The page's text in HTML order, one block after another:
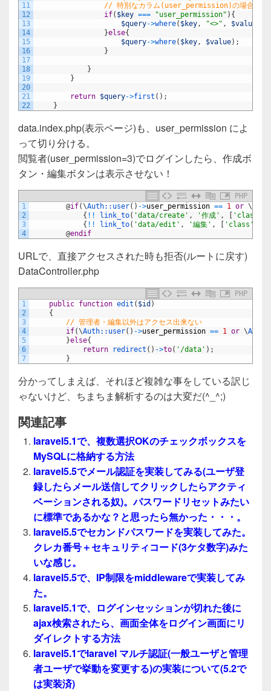
11
12
13
14
15
16
17
18
19
20
21
22
// 特別なカラム(user_permission)の場合だけ
if( $key === "user_permission" ) {
$query->where( $key, "<>" , $value
}else{
$query->where( $key, $value) ;
}
}
}
return $query->first ( ) ;
}
data.index.php(表示ページ)も、user_permission によ
って切り分ける。
閲覧者(user_permission=3)でログインしたら、作成ボ
タン・編集ボタンは表示させない！
PHP
1
2
3
4
@if(\Auth:: user( ) ->user_permission == 1 or \
{ ! ! link_to( 'data/create' , '作成' , [ 'class'
{ ! ! link_to( 'data/edit' , '編集' , [ 'class'
@endif
URLで、直接アクセスされた時も拒否(ルートに戻す)
DataController.php
PHP
1
2
3
4
5
6
7
public function edit ( $id )
{
// 管理者・編集以外はアクセス出来ない
if(\Auth:: user( ) ->user_permission == 1 or \
}else{
return
redirect ( ) ->to( '/data' ) ;
}
分かってしまえば、それほど複雑な事をしている訳じ
ゃないけど、ちまちま解析するのは大変だ(^_^;)
関連記事
laravel5.1で、複数選択OKのチェックボックスを
MySQLに格納する方法
laravel5.5でメール認証を実装してみる(ユーザ登
録したらメール送信してクリックしたらアクティ
ベーションされる奴)。パスワードリセットみたい
に標準であるかな？と思ったら無かった・・・。
laravel5.5でセカンドパスワードを実装してみた。
クレカ番号＋セキュリティコード(3ケタ数字)みた
いな感じ。
laravel5.5で、IP制限をmiddlewareで実装してみ
た。
laravel5.1で、ログインセッションが切れた後に
ajax検索されたら、画面全体をログイン画面にリ
ダイレクトする方法
laravel5.1でlaravel マルチ認証(一般ユーザと管理
者ユーザで挙動を変更する)の実装について(5.2で
は実装済)